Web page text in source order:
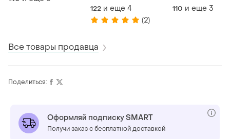
122 и еще 4
(2)
років.
110 и еще 3
Все товары продавца
Поделиться:
Оформляй подписку SMART
Получи заказ с бесплатной доставкой